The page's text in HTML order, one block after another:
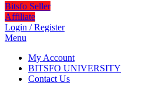
Bitsfo Seller
Affiliate
Login / Register
Menu
My Account
BITSFO UNIVERSITY
Contact Us